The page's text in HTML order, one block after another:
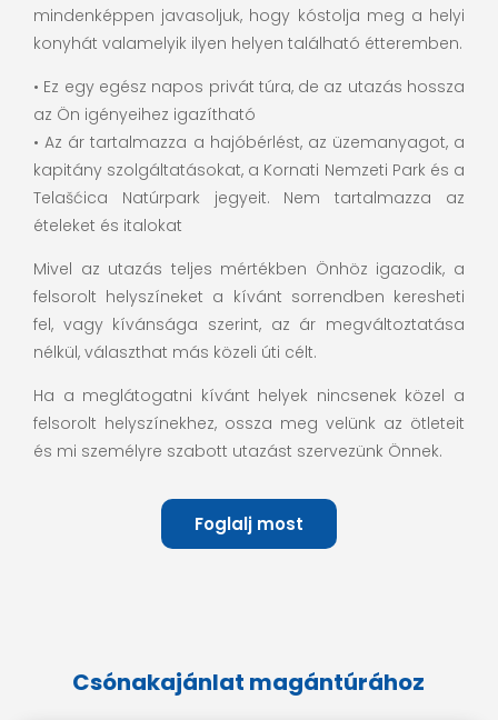
mindenképpen javasoljuk, hogy kóstolja meg a helyi
konyhát valamelyik ilyen helyen található étteremben.
• Ez egy egész napos privát túra, de az utazás hossza
az Ön igényeihez igazítható
•Az ár tartalmazza a hajóbérlést, az üzemanyagot, a
kapitány szolgáltatásokat, a Kornati Nemzeti Park és a
Telašćica Natúrpark jegyeit. Nem tartalmazza az
ételeket és italokat
Mivel az utazás teljes mértékben Önhöz igazodik, a
felsorolt ​​helyszíneket a kívánt sorrendben keresheti
fel, vagy kívánsága szerint, az ár megváltoztatása
nélkül, választhat más közeli úti célt.
Ha a meglátogatni kívánt helyek nincsenek közel a
felsorolt ​​helyszínekhez, ossza meg velünk az ötleteit
és mi személyre szabott utazást szervezünk Önnek.
Foglalj most
Csónakajánlat magántúrához